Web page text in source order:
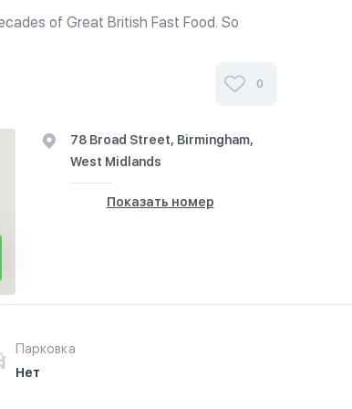
of Great British Fast Food. So
or have time to come and enjoy
0
78 Broad Street, Birmingham,
West Midlands
Показать номер
Парковка
Нет